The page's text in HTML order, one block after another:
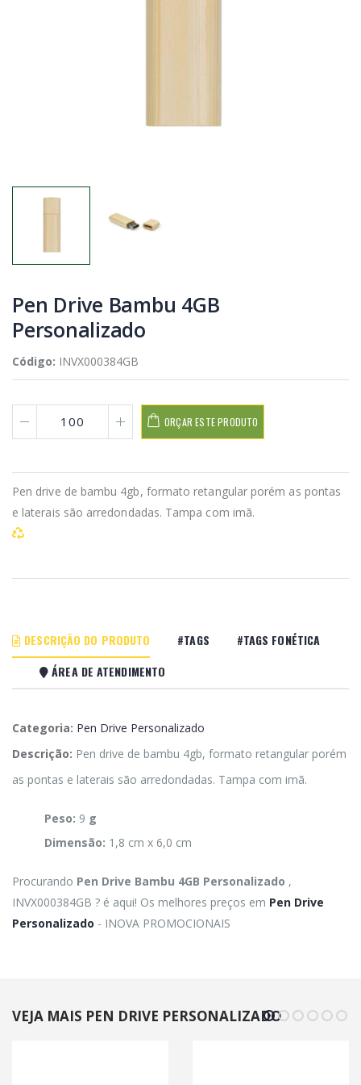
Pen Drive Bambu 4GB
Personalizado
Código: INVX000384GB
ORÇAR ESTE PRODUTO
Pen drive de bambu 4gb, formato retangular porém as pontas
e laterais são arredondadas. Tampa com imã.
DESCRIÇÃO DO PRODUTO #TAGS
#TAGS FONÉTICA
ÁREA DE ATENDIMENTO
Categoria: Pen Drive Personalizado
Descrição: Pen drive de bambu 4gb, formato retangular porém
as pontas e laterais são arredondadas. Tampa com imã.
Peso: 9 g
Dimensão: 1,8 cm x 6,0 cm
Procurando Pen Drive Bambu 4GB Personalizado ,
INVX000384GB ? é aqui! Os melhores preços em Pen Drive
Personalizado - INOVA PROMOCIONAIS
VEJA MAIS PEN DRIVE PERSONALIZADO